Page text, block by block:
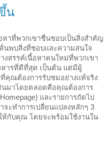
น
หาที่พวกเขาชื่นชอบเป็นสิ่งสำคัญ
นพบสิ่งที่ชอบและความสนใจ
สรรค์เนื้อหาคนใหม่ที่พวกเขา
ารที่ดีที่สุด เป็นต้น แต่มีผู้
ที่คุณต้องการรับชมอย่างแท้จริง
นมาโดยตลอดคือคุณต้องการ
และรายการถัดไป
จะทำการเปลี่ยนแปลงหลักๆ 3
ห้กับคุณ โดยจะพร้อมใช้งานใน